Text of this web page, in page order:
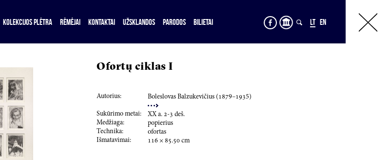
KOLEKCIJOS PLĖTRA RĖMĖJAI KONTAKTAI UŽSKLANDOS PARODOS BILIETAI LT EN
Ofortų ciklas I
Autorius: Boleslovas Balzukevičius ( 1879–1935)
Sukūrimo metai: XX a. 2-3 deš.
Medžiaga:
popierius
Technika:
ofortas
Išmatavimai:
116 × 85.50 cm